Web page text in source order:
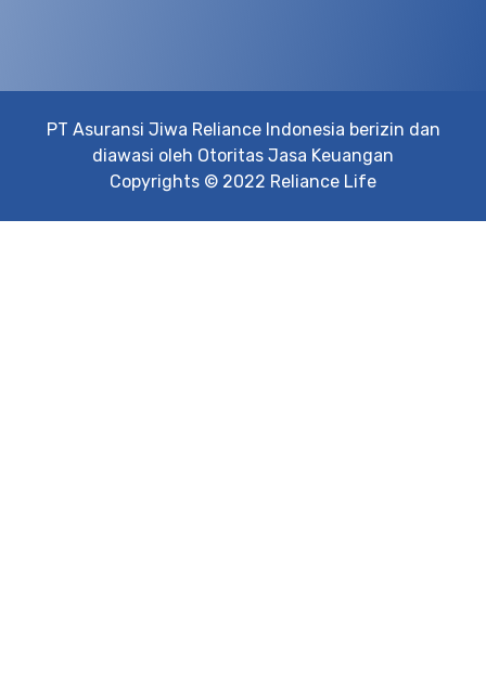
PT Asuransi Jiwa Reliance Indonesia berizin dan
diawasi oleh Otoritas Jasa Keuangan
Copyrights © 2022 Reliance Life